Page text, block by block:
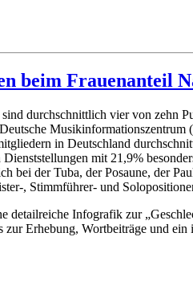
beim Frauenanteil
durchschnittlich vier von zehn
in Deutschland
mit 21,9%
bei der Tuba, der Posaune, der
, Stimmführer- und
Infografik zur
zur Erhebung, Wortbeiträge und ein